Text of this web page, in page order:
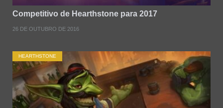
Competitivo de Hearthstone para 2017
26 DE OUTUBRO DE 2016
HEARTHSTONE